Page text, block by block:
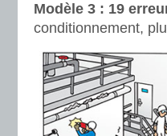
Modèle 3 : 19
conditionnement,